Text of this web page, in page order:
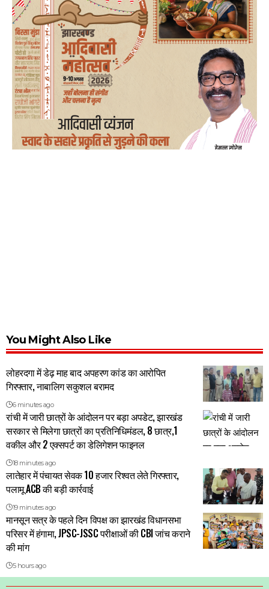
You Might Also Like
लोहरदगा में डेढ़ माह बाद अपहरण कांड का आरोपित
गिरफ्तार, नाबालिग सकुशल बरामद
6 minutes ago
रांची में जारी छात्रों के आंदोलन पर बड़ा अपडेट, झारखंड
सरकार से मिलेगा छात्रों का प्रतिनिधिमंडल, 8 छात्र,1
वकील और 2 एक्सपर्ट का डेलिगेशन फाइनल
18 minutes ago
लातेहार में पंचायत सेवक 10 हजार रिश्वत लेते गिरफ्तार,
पलामू ACB की बड़ी कार्रवाई
19 minutes ago
मानसून सत्र के पहले दिन विपक्ष का झारखंड विधानसभा
परिसर में हंगामा, JPSC-JSSC परीक्षाओं की CBI जांच कराने
की मांग
5 hours ago